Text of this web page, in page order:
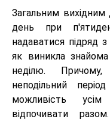
Загальним вихідним
день при
надаватися підряд
як виникла
неділю.
неподільний
можливість
відпочивати